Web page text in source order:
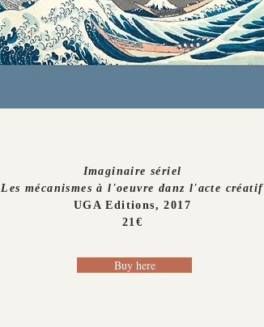
Imaginaire sériel
Les mécanismes à l'oeuvre danz l'acte créatif
UGA Editions, 2017
21€
Buy here